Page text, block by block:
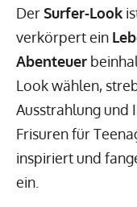
Der Surfer-Look
verkörpert ein
Abenteuer
Look wählen,
Ausstrahlung und
Frisuren für
inspiriert und
ein.